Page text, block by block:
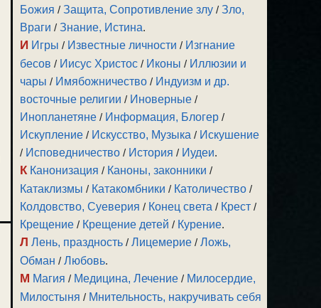
Божия /Защита, Сопротивление злу /Зло,
Враги /Знание, Истина.
И Игры / Известные личности / Изгнание
бесов / Иисус Христос / Иконы / Иллюзии и
чары / Имябожничество / Индуизм и др.
восточные религии / Иноверные /
Инопланетяне / Информация, Блогер /
Искупление / Искусство, Музыка / Искушение
/ Исповедничество / История / Иудеи.
К Канонизация / Каноны, законники /
Катаклизмы / Катакомбники / Католичество /
Колдовство, Суеверия / Конец света / Крест /
Крещение / Крещение детей / Курение.
Л Лень, праздность /Лицемерие /Ложь,
Обман /Любовь.
М Магия / Медицина, Лечение / Милосердие,
Милостыня / Мнительность, накручивать себя